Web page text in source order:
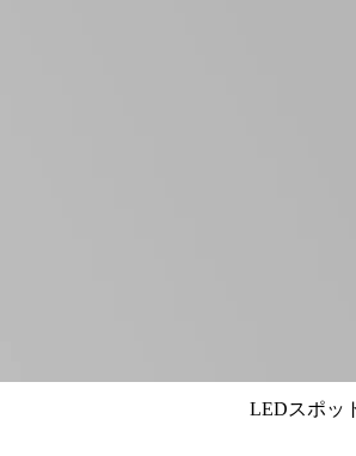
LEDスポッ